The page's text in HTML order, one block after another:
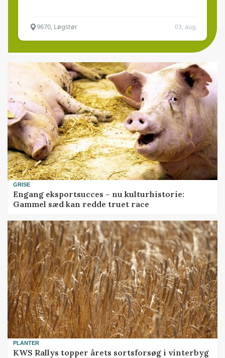
9670, Løgstør 03. aug.
GRISE
Engang eksportsucces – nu kulturhistorie:
Gammel sæd kan redde truet race
PLANTER
KWS Rallys topper årets sortsforsøg i vinterbyg